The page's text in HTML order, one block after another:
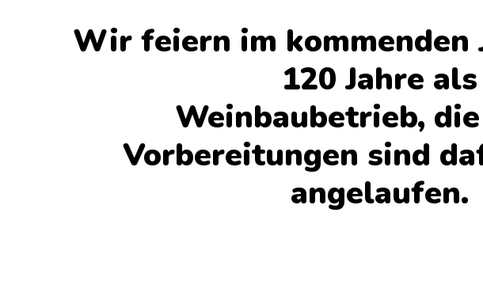
Wir feiern im kommenden
120 Jahre als
Weinbaubetrieb,
Vorbereitungen sind
angelaufen.